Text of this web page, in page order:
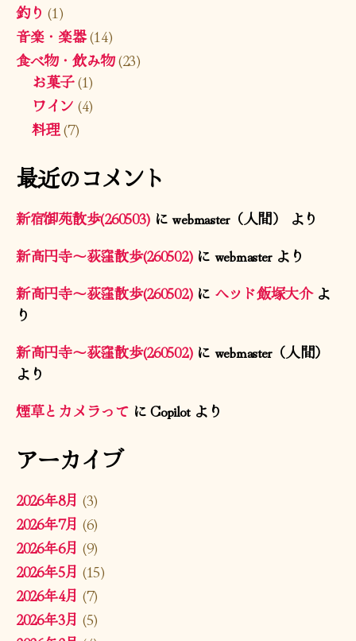
釣り (1)
音楽・楽器(14)
食べ物・飲み物(23)
お菓子(1)
ワイン (4)
料理(7)
最近のコメント
新宿御苑散歩(260503) にwebmaster（人間）
より
新高円寺〜荻窪散歩(260502)に webmasterより
新高円寺〜荻窪散歩(260502)に ヘッド飯塚大介よ
り
新高円寺〜荻窪散歩(260502)に webmaster（人間）
より
煙草とカメラってにCopilotより
アーカイブ
2026年8月 (3)
2026年7月 (6)
2026年6月 (9)
2026年5月 (15)
2026年4月 (7)
2026年3月 (5)